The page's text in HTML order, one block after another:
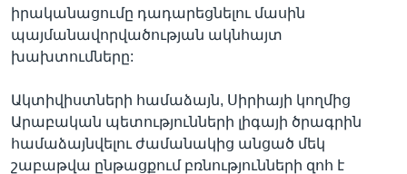
իրականացումը դադարեցնելու մասին
պայմանավորվածության ակնհայտ
խախտումները:
Ակտիվիստների համաձայն, Սիրիայի կողմից
Արաբական պետությունների լիգայի ծրագրին
համաձայնվելու ժամանակից անցած մեկ
շաբաթվա ընթացքում բռնությունների զոհ է